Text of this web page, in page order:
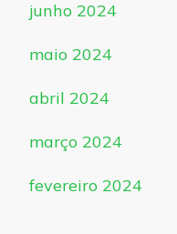
junho 2024
maio 2024
abril 2024
março 2024
fevereiro 2024